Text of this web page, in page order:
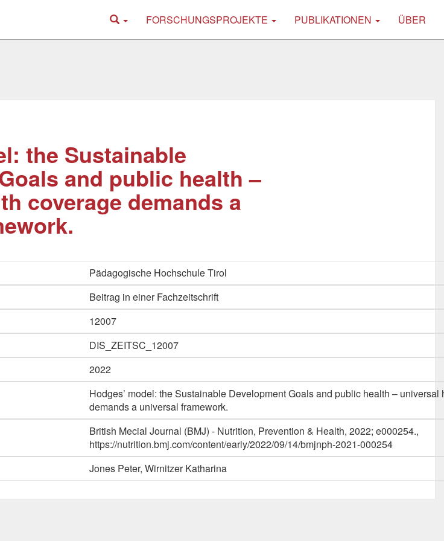
FORSCHUNGSPROJEKTE PUBLIKATIONEN ÜBER
the Sustainable
and public health –
coverage demands a
Pädagogische Hochschule Tirol
Beitrag in einer Fachzeitschrift
12007
DIS_ZEITSC_12007
2022
Hodges’ model: the Sustainable Development Goals and public health – universal
demands a universal framework.
British Mecial Journal (BMJ) - Nutrition, Prevention & Health, 2022; e000254.,
https://nutrition.bmj.com/content/early/2022/09/14/bmjnph-2021-000254
Jones Peter, Wirnitzer Katharina